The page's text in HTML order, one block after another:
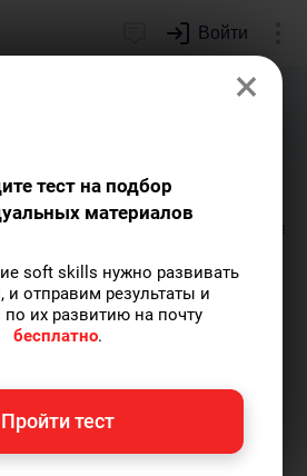
Войти
план
и отношения
что это,
принять
статей.Пишу статьи по
×
тест на подбор
материалов
soft skills нужно развивать
отправим результаты и
их развитию на почту
бесплатно.
Пройти тест